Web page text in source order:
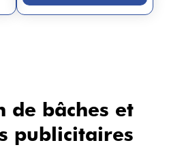
de bâches et
publicitaires